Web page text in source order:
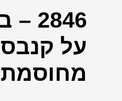
על קנבס
מחוסמת
כמות
של
2846
ברכת